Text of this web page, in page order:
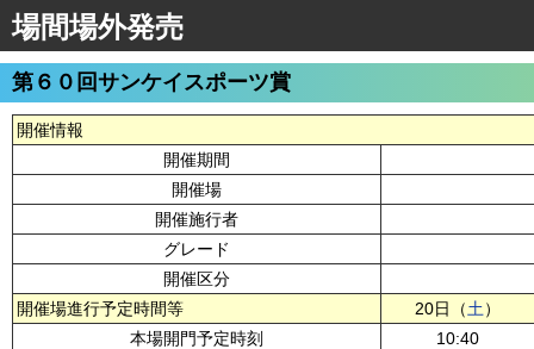
場間場外発売
第６０回サンケイスポーツ賞
開催情報
開催期間
開催場
開催施行者
グレード
開催区分
開催場進行予定時間等
20日（土）
本場開門予定時刻
10:40